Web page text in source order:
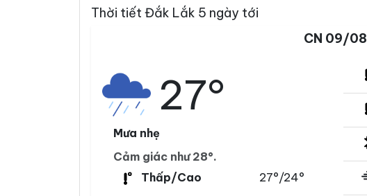
Thời tiết Đắk Lắk 5 ngày tới
CN 09/08
27°
Mưa nhẹ
Cảm giác như 28°.
Thấp/Cao
27°/24°